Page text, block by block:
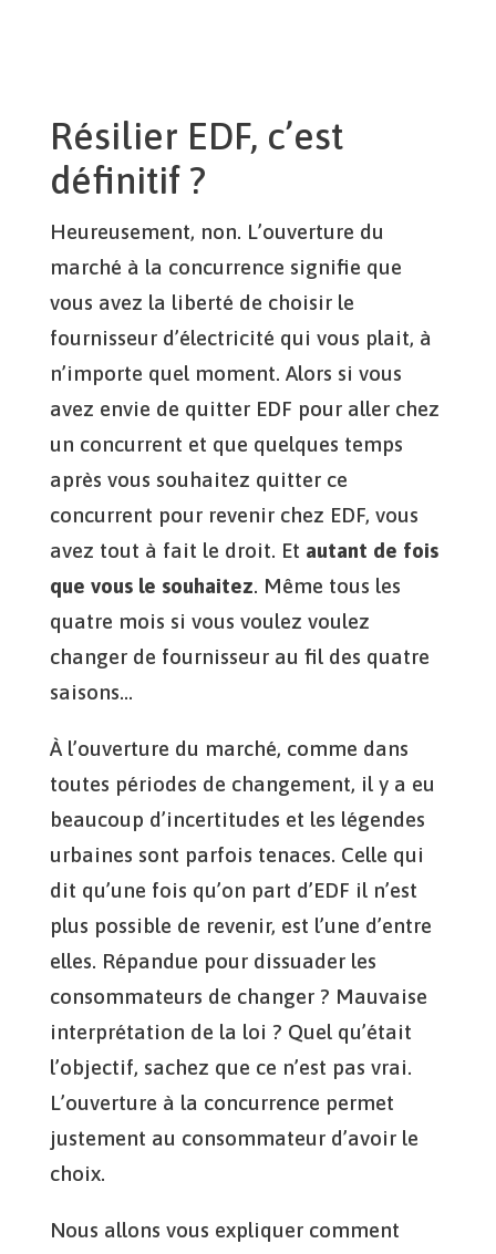
Résilier EDF, c’est
définitif ?
Heureusement, non. L’ouverture du
marché à la concurrence signifie que
vous avez la liberté de choisir le
fournisseur d’électricité qui vous plait, à
n’importe quel moment. Alors si vous
avez envie de quitter EDF pour aller chez
un concurrent et que quelques temps
après vous souhaitez quitter ce
concurrent pour revenir chez EDF, vous
avez tout à fait le droit. Et autant de fois
que vous le souhaitez. Même tous les
quatre mois si vous voulez voulez
changer de fournisseur au fil des quatre
saisons…
À l’ouverture du marché, comme dans
toutes périodes de changement, il y a eu
beaucoup d’incertitudes et les légendes
urbaines sont parfois tenaces. Celle qui
dit qu’une fois qu’on part d’EDF il n’est
plus possible de revenir, est l’une d’entre
elles. Répandue pour dissuader les
consommateurs de changer ? Mauvaise
interprétation de la loi ? Quel qu’était
l’objectif, sachez que ce n’est pas vrai.
L’ouverture à la concurrence permet
justement au consommateur d’avoir le
choix.
Nous allons vous expliquer comment